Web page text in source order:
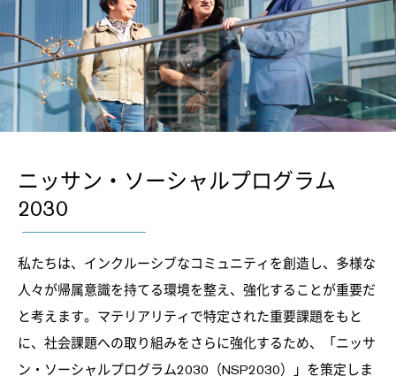
ニッサン・ソーシャルプログラム
2030
私たちは、インクルーシブなコミュニティを創造し、多様な
人々が帰属意識を持てる環境を整え、強化することが重要だ
と考えます。マテリアリティで特定された重要課題をもと
に、社会課題への取り組みをさらに強化するため、「ニッサ
ン・ソーシャルプログラム2030（NSP2030）」を策定しま